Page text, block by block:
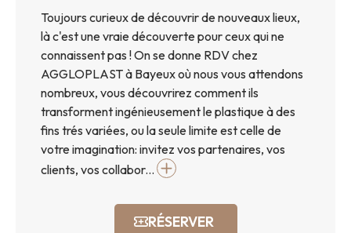
Toujours curieux de découvrir de nouveaux lieux,
là c'est une vraie découverte pour ceux qui ne
connaissent pas ! On se donne RDV chez
AGGLOPLAST à Bayeux où nous vous attendons
nombreux, vous découvrirez comment ils
transforment ingénieusement le plastique à des
fins trés variées, ou la seule limite est celle de
votre imagination: invitez vos partenaires, vos
clients, vos collabor...
RÉSERVER